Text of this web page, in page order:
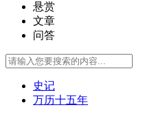
悬赏
文章
问答
史记
万历十五年